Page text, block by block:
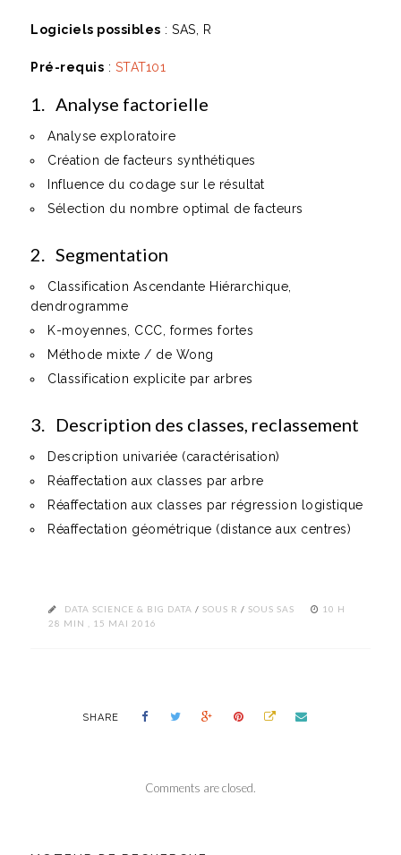
Logiciels possibles : SAS, R
Pré-requis : STAT101
1. Analyse factorielle
Analyse exploratoire
Création de facteurs synthétiques
Influence du codage sur le résultat
Sélection du nombre optimal de facteurs
2. Segmentation
Classification Ascendante Hiérarchique,
dendrogramme
K-moyennes, CCC, formes fortes
Méthode mixte / de Wong
Classification explicite par arbres
3. Description des classes, reclassement
Description univariée (caractérisation)
Réaffectation aux classes par arbre
Réaffectation aux classes par régression logistique
Réaffectation géométrique (distance aux centres)
DATA SCIENCE & BIG DATA / SOUS R / SOUS SAS
10 H
28 MIN , 15 MAI 2016
SHARE
Comments are closed.